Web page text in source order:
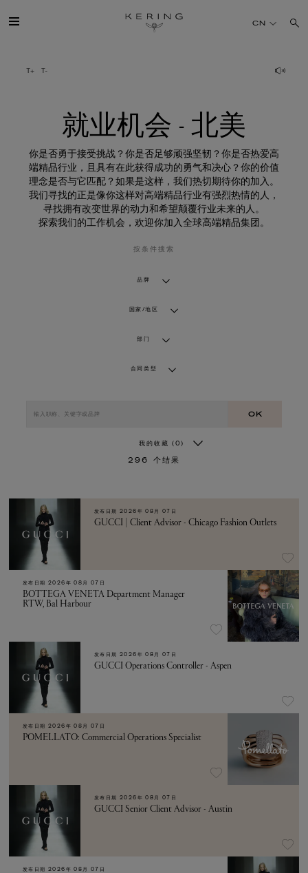
业
机
可持续发展
FINANCE
加入我们
CN
就业机会 - 北美
你是否勇于接受挑战？你是否足够顽强坚韧？你是否热爱高
端精品行业，且具有在此获得成功的勇气和决心？你的价值
理念是否与它匹配？如果是这样，我们热切期待你的加入。
我们寻找的正是像你这样对高端精品行业有强烈热情的人，
寻找拥有改变世界的动力和希望颠覆行业未来的人。
探索我们的工作机会，欢迎你加入全球高端精品集团。
按条件搜索
品牌
国家/地区
部门
合同类型
OK
我的收藏 (0)
296 个结果
发布日期 2026年 08月 07日
GUCCI | Client Advisor - Chicago Fashion Outlets
发布日期 2026年 08月 07日
BOTTEGA VENETA Department Manager
RTW, Bal Harbour
发布日期 2026年 08月 07日
GUCCI Operations Controller - Aspen
发布日期 2026年 08月 07日
POMELLATO: Commercial Operations Specialist
发布日期 2026年 08月 07日
GUCCI Senior Client Advisor - Austin
发布日期 2026年 08月 07日